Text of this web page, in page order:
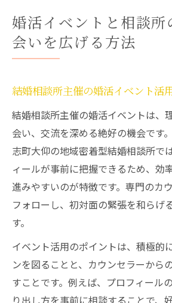
婚活イベントと相談所
会いを広げる方法
結婚相談所主催の婚活イベント活
結婚相談所主催の婚活イベントは、
会い、交流を深める絶好の機会です
志町大仰の地域密着型結婚相談所で
ィールが事前に把握できるため、効
進みやすいのが特徴です。専門のカ
フォローし、初対面の緊張を和らげ
す。
イベント活用のポイントは、積極的
ンを図ることと、カウンセラーから
すことです。例えば、プロフィール
り出し方を事前に相談することで、